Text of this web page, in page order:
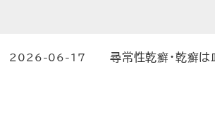
尋常性乾癬・乾癬
2026-06-17